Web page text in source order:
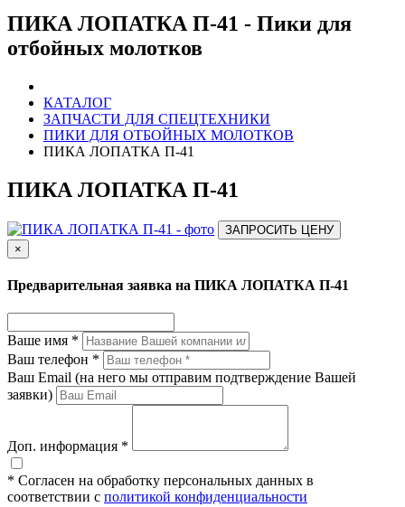
ПИКА ЛОПАТКА П-41 - Пики для
отбойных молотков
КАТАЛОГ
ЗАПЧАСТИ ДЛЯ СПЕЦТЕХНИКИ
ПИКИ ДЛЯ ОТБОЙНЫХ МОЛОТКОВ
ПИКА ЛОПАТКА П-41
ПИКА ЛОПАТКА П-41
ЗАПРОСИТЬ ЦЕНУ
×
Предварительная заявка на ПИКА ЛОПАТКА П-41
Ваше имя *
Ваш телефон *
Ваш Email (на него мы отправим подтверждение Вашей
заявки)
Доп. информация *
* Согласен на обработку персональных данных в
соответствии с политикой конфиденциальности